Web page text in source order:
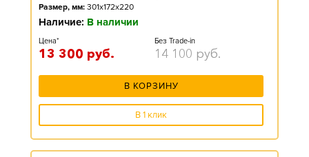
Размер, мм: 301x172x220
Наличие: В наличии
Цена*
13 300 руб.
Без Trade-in
14 100 руб.
В КОРЗИНУ
В 1 клик